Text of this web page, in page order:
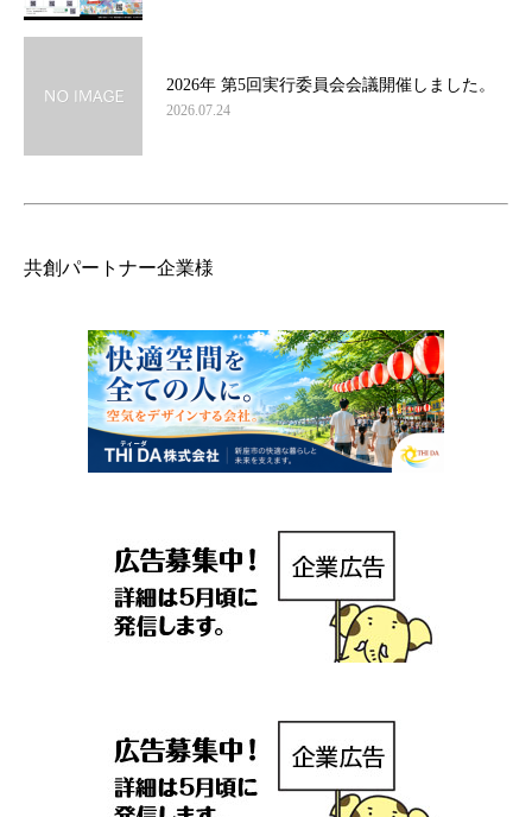
2026年 第5回実行委員会会議開催しました。
2026.07.24
共創パートナー企業様